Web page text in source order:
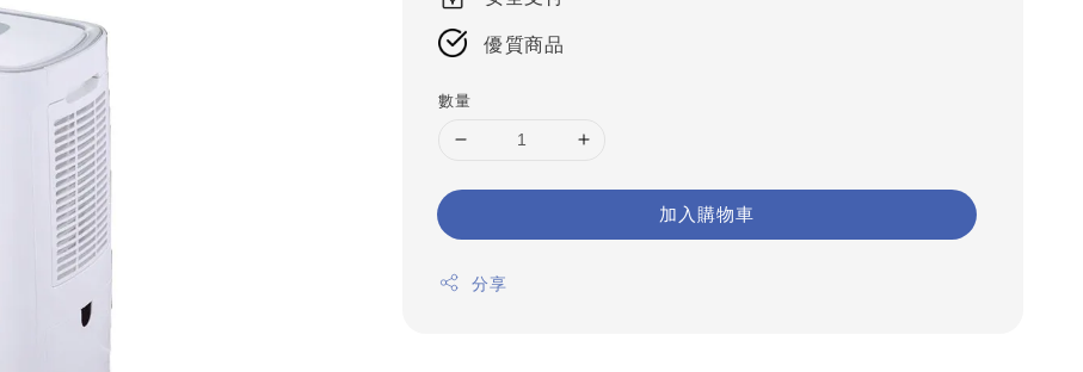
優質商品
數量
加入購物車
分享